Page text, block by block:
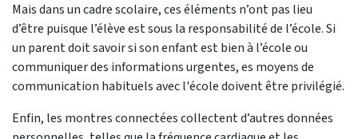
Mais dans un cadre scolaire, ces éléments n’ont pas lieu
d’être puisque l’élève est sous la responsabilité de l’école. Si
un parent doit savoir si son enfant est bien à l’école ou
communiquer des informations urgentes, es moyens de
communication habituels avec l'école doivent être privilégié.
Enfin, les montres connectées collectent d’autres données